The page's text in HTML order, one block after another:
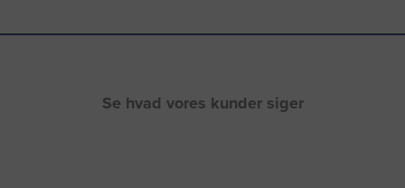
Se hvad vores kunder siger